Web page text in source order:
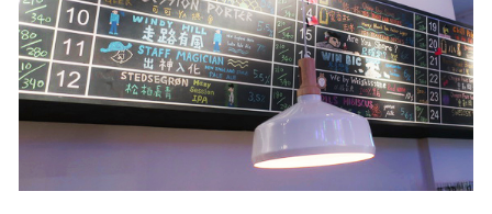
媒體報導一覽
合作與代言
訂閱電子報